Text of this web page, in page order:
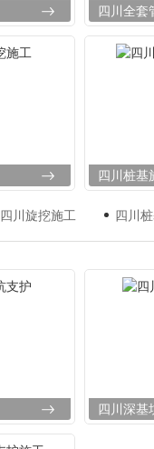
四川全套
四川桩基
四川旋挖施工 四川
四川深基